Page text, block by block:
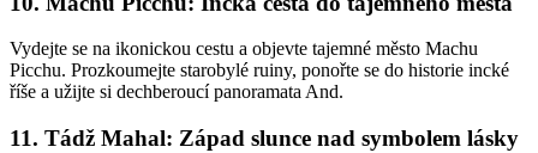
Vydejte se na ikonickou cestu a objevte tajemné město Machu
Picchu. Prozkoumejte starobylé ruiny, ponořte se do historie incké
říše a užijte si dechberoucí panoramata And.
11. Tádž Mahal: Západ slunce nad symbolem lásky